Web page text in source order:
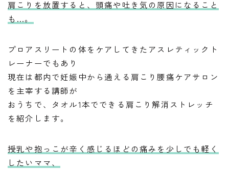
肩こりを放置すると、頭痛や吐き気の原因になること
も…。
プロアスリートの体をケアしてきたアスレティックト
レーナーでもあり
現在は都内で妊娠中から通える肩こり腰痛ケアサロン
を主宰する講師が
おうちで、タオル1本でできる肩こり解消ストレッチ
を紹介します。
授乳や抱っこが辛く感じるほどの痛みを少しでも軽く
したいママ、